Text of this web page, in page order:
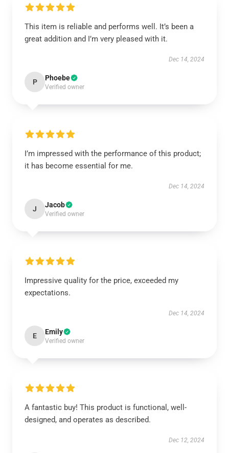
This item is reliable and performs well. It’s been a
great addition and I’m very pleased with it.
Dec 14, 2024
P Phoebe
Verified owner
I’m impressed with the performance of this product;
it has become essential for me.
Dec 14, 2024
J Jacob
Verified owner
Impressive quality for the price, exceeded my
expectations.
Dec 14, 2024
E Emily
Verified owner
A fantastic buy! This product is functional, well-
designed, and operates as described.
Dec 12, 2024